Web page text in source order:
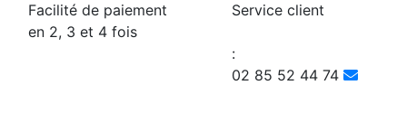
Facilité de paiement
en 2, 3 et 4 fois
Service client
:
02 85 52 44 74